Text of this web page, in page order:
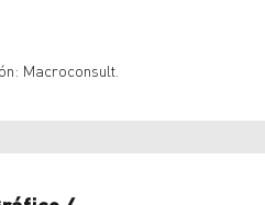
Macroconsult.